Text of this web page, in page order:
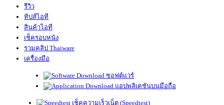
รีวิว
ทิปส์ไอที
สินค้าไอที
เช็ครอบหนัง
รวมคลิป Thaiware
เครื่องมือ
ซอฟต์แวร์
แอปพลิเคชันบนมือถือ
เช็คความเร็วเน็ต (Speedtest)